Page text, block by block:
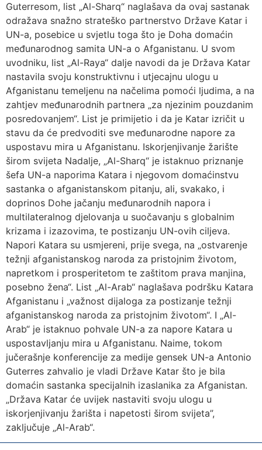
Guterresom, list „Al-Sharq“ naglašava da ovaj sastanak
odražava snažno strateško partnerstvo Države Katar i
UN-a, posebice u svjetlu toga što je Doha domaćin
međunarodnog samita UN-a o Afganistanu. U svom
uvodniku, list „Al-Raya“ dalje navodi da je Država Katar
nastavila svoju konstruktivnu i utjecajnu ulogu u
Afganistanu temeljenu na načelima pomoći ljudima, a na
zahtjev međunarodnih partnera „za njezinim pouzdanim
posredovanjem“. List je primijetio i da je Katar izričit u
stavu da će predvoditi sve međunarodne napore za
uspostavu mira u Afganistanu. Iskorjenjivanje žarište
širom svijeta Nadalje, „Al-Sharq“ je istaknuo priznanje
šefa UN-a naporima Katara i njegovom domaćinstvu
sastanka o afganistanskom pitanju, ali, svakako, i
doprinos Dohe jačanju međunarodnih napora i
multilateralnog djelovanja u suočavanju s globalnim
krizama i izazovima, te postizanju UN-ovih ciljeva.
Napori Katara su usmjereni, prije svega, na „ostvarenje
težnji afganistanskog naroda za pristojnim životom,
napretkom i prosperitetom te zaštitom prava manjina,
posebno žena“. List „Al-Arab“ naglašava podršku Katara
Afganistanu i „važnost dijaloga za postizanje težnji
afganistanskog naroda za pristojnim životom“. I „Al-
Arab“ je istaknuo pohvale UN-a za napore Katara u
uspostavljanju mira u Afganistanu. Naime, tokom
jučerašnje konferencije za medije gensek UN-a Antonio
Guterres zahvalio je vladi Države Katar što je bila
domaćin sastanka specijalnih izaslanika za Afganistan.
„Država Katar će uvijek nastaviti svoju ulogu u
iskorjenjivanju žarišta i napetosti širom svijeta”,
zaključuje „Al-Arab“.